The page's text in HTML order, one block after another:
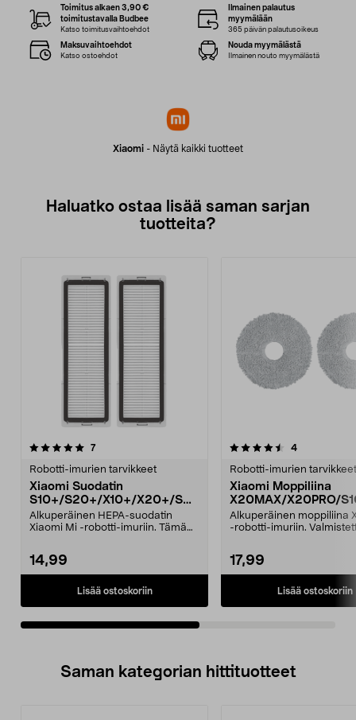
Xiaomi - Näytä kaikki tuotteet
Toimitus alkaen 3,90 €
toimitustavalla Budbee
Katso toimitusvaihtoehdot
Ilmainen palautus
myymälään
365 päivän palautusoikeus
Maksuvaihtoehdot
Katso ostoehdot
Nouda myymälästä
Ilmainen nouto myymälästä
Haluatko ostaa lisää saman sarjan
tuotteita?
7arvostelut
Robotti-imurien tarvikkeet
Xiaomi Suodatin
S10+/S20+/X10+/X20+/S40
/H40 robotti-imuriin 2 kpl
Alkuperäinen HEPA-suodatin
Xiaomi Mi -robotti-imuriin. Tämä
14,99
Lisää ostoskoriin
4.5viidestä
4arvostelut
Robotti-imurien tarvikkeet
Xiaomi Moppiliina
X20MAX/X20PRO/
0+, 2 kpl
Alkuperäinen moppiliina
-robotti-imuriin.
17,99
Lisää ostoskoriin
5.0viidestä
Saman kategorian hittituotteet